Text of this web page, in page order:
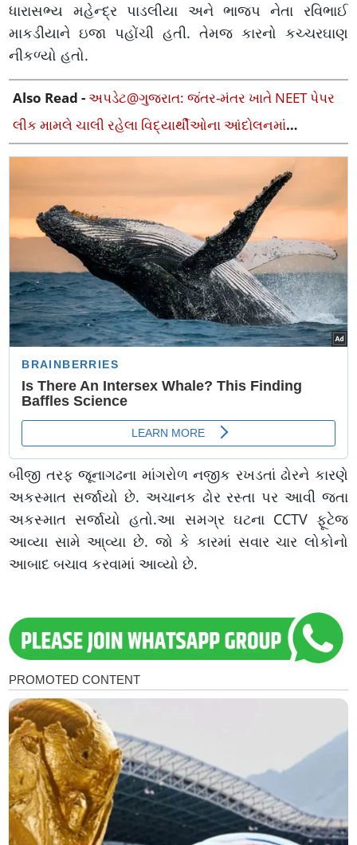
ધારાસભ્ય મહેન્દ્ર પાડલીયા અને ભાજપ નેતા રવિભાઈ
માકડીયાને ઇજા પહોંચી હતી. તેમજ કારનો કચ્ચરઘાણ
નીકળ્યો હતો.
Also Read -અપડેટ@ગુજરાત: જંતર-મંતર ખાતે NEET પેપર
લીક મામલે ચાલી રહેલા વિદ્યાર્થીઓના આંદોલનમાં
ગુજરાતની એન્ટ્રી
બીજી તરફ જૂનાગઢના માંગરોળ નજીક રખડતાં ઢોરને કારણે
અકસ્માત સર્જાયો છે. અચાનક ઢોર રસ્તા પર આવી જતા
અકસ્માત સર્જાયો હતો.આ સમગ્ર ઘટના CCTV ફૂટેજ
આવ્યા સામે આ્વ્યા છે. જો કે કારમાં સવાર ચાર લોકોનો
આબાદ બચાવ કરવામાં આવ્યો છે.